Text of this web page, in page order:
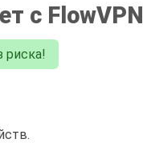
с FlowVPN
риска!